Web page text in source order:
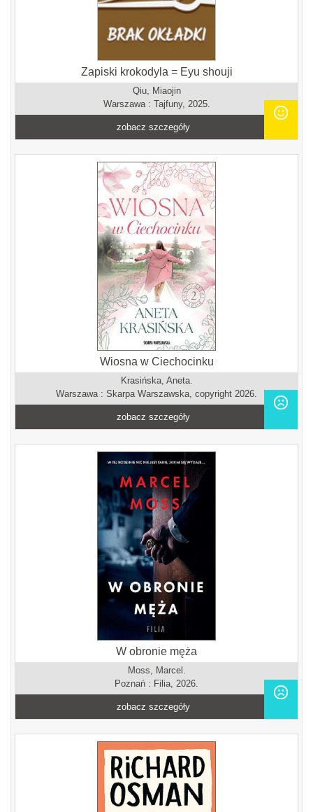
Zapiski krokodyla = Eyu shouji
Qiu, Miaojin
Warszawa : Tajfuny, 2025.
zobacz szczegóły
Wiosna w Ciechocinku
Krasińska, Aneta.
Warszawa : Skarpa Warszawska, copyright 2026.
zobacz szczegóły
W obronie męża
Moss, Marcel.
Poznań : Filia, 2026.
zobacz szczegóły